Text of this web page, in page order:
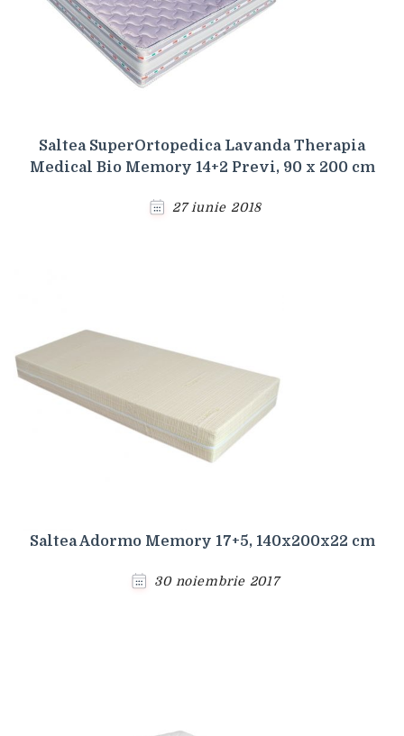
Saltea SuperOrtopedica Lavanda Therapia
Medical Bio Memory 14+2 Previ, 90 x 200 cm
27 iunie 2018
Saltea Adormo Memory 17+5, 140x200x22 cm
30 noiembrie 2017